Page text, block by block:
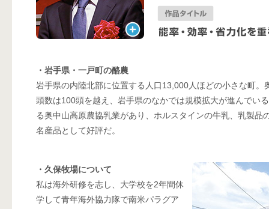
・岩手県・一戸町の酪農
岩手県の内陸北部に位置する人口13,000人ほどの小さな町
頭数は100頭を越え、岩手県のなかでは規模拡大が進んでい
る奥中山高原農協乳業があり、ホルスタインの牛乳、乳製品
名産品として好評だ。
・久保牧場について
私は海外研修を志し、大学校を2年間休
学して青年海外協力隊で南米パラグア